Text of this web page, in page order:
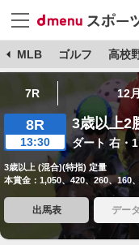
MLB ゴルフ 高校
7R 12
8R
13:30
3歳以上2
ダート 右・
3歳以上 (混合)(特指) 定量
本賞金：1,050、420、260、160
出馬表 デー